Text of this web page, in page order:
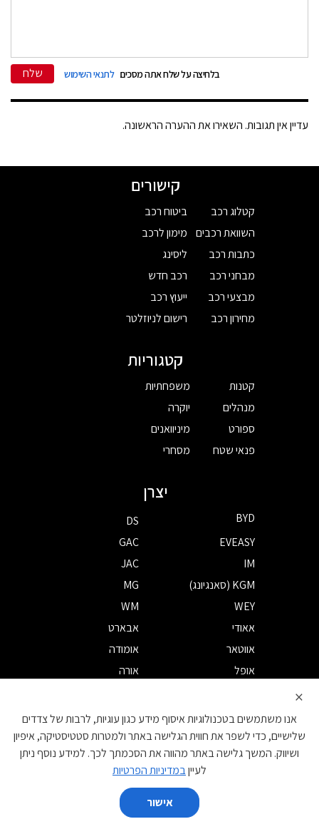
בלחיצה על שלח אתה מסכים לתנאי השימוש שלח
עדיין אין תגובות. השאירו את ההערה הראשונה.
קישורים
קטלוג רכב
השוואת רכבים
כתבות רכב
מבחני רכב
מבצעי רכב
מחירון רכב
ביטוח רכב
מימון לרכב
ליסינג
רכב חדש
ייעוץ רכב
רישום לניוזלטר
קטגוריות
קטנות
מנהלים
ספורט
פנאי שטח
משפחתיות
יוקרה
מיניוואנים
מסחרי
יצרן
BYD
DS
EVEASY
GAC
IM
JAC
KGM (סאנגיונג)
MG
WEY
WM
אאודי
אבארט
אווטאר
אומודה
אופל
אורה
אינפיניטי
איסוזו
אלפא רומיאו
אלפין
אסטון מרטין
אקספנג
ביואיק
ג'אקו
ג'יפ
×
אנו משתמשים בטכנולוגיות איסוף מידע כגון עוגיות, לרבות של צדדים
שלישיים, כדי לשפר את חווית הגלישה באתר ולמטרות סטטיסטיקה, איפיון
ושיווק. המשך גלישה באתר מהווה את הסכמתך לכך. למידע נוסף ניתן
לעייןבמדיניות הפרטיות
אישור